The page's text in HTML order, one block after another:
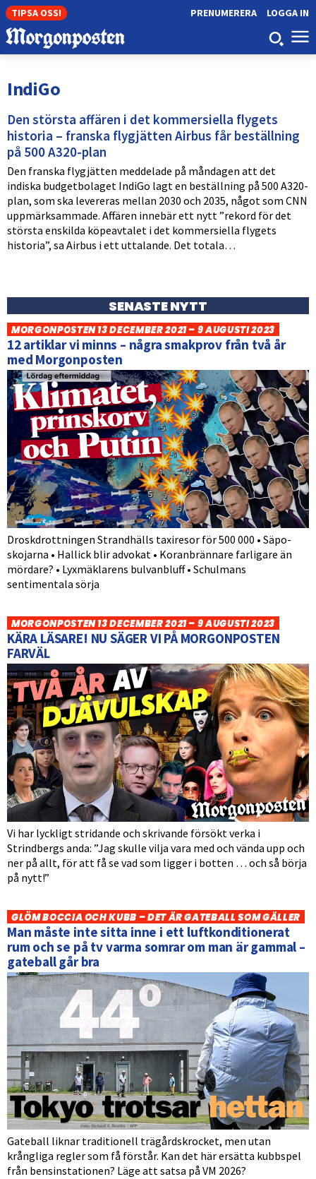
TIPSA OSS! LOGGA IN
PRENUMERERA
IndiGo
Den största affären i det kommersiella flygets
historia – franska flygjätten Airbus får beställning
på 500 A320-plan
Den franska flygjätten meddelade på måndagen att det
indiska budgetbolaget IndiGo lagt en beställning på 500 A320-
plan, som ska levereras mellan 2030 och 2035, något som CNN
uppmärksammade. Affären innebär ett nytt ”rekord för det
största enskilda köpeavtalet i det kommersiella flygets
historia”, sa Airbus i ett uttalande. Det totala…
SENASTE NYTT
MORGONPOSTEN 13 DECEMBER 2021 – 9 AUGUSTI 2023
12 artiklar vi minns – några smakprov från två år
med Morgonposten
Droskdrottningen Strandhälls taxiresor för 500 000 • Säpo-
skojarna • Hallick blir advokat • Koranbrännare farligare än
mördare? • Lyxmäklarens bulvanbluff • Schulmans
sentimentala sörja
MORGONPOSTEN 13 DECEMBER 2021 – 9 AUGUSTI 2023
KÄRA LÄSARE! NU SÄGER VI PÅ MORGONPOSTEN
FARVÄL
Vi har lyckligt stridande och skrivande försökt verka i
Strindbergs anda: ”Jag skulle vilja vara med och vända upp och
ner på allt, för att få se vad som ligger i botten … och så börja
på nytt!”
GLÖM BOCCIA OCH KUBB – DET ÄR GATEBALL SOM GÄLLER
Man måste inte sitta inne i ett luftkonditionerat
rum och se på tv varma somrar om man är gammal –
gateball går bra
Gateball liknar traditionell trägårdskrocket, men utan
krångliga regler som få förstår. Kan det här ersätta kubbspel
från bensinstationen? Läge att satsa på VM 2026?